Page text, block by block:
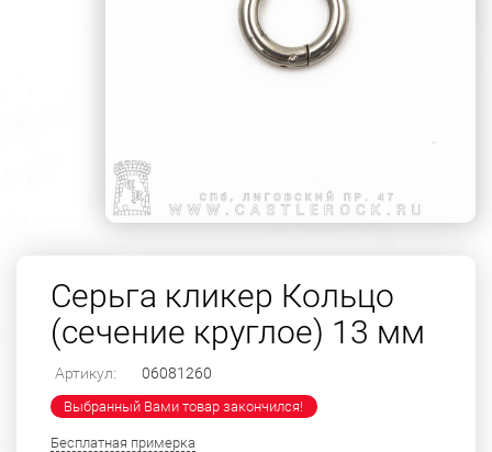
Серьга кликер Кольцо
(сечение круглое) 13 мм
Артикул: 06081260
Выбранный Вами товар закончился!
Бесплатная примерка